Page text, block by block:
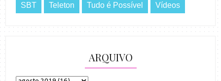
SBT Teleton Tudo é Possível Vídeos
ARQUIVO